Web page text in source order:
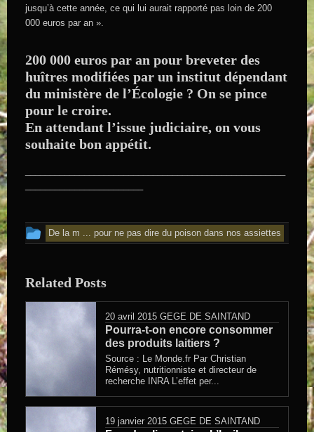
jusqu’à cette année, ce qui lui aurait rapporté pas loin de 200
000 euros par an ».
200 000 euros par an pour breveter des
huîtres modifiées par un institut dépendant
du ministère de l’Écologie ? On se pince
pour le croire.
En attendant l’issue judiciaire, on vous
souhaite bon appétit.
Cet article a été publié dans
De la m ... pour ne pas dire du poison dans nos assiettes
Related Posts
20 avril 2015 GEGE DE SAINTAND
Pourra-t-on encore consommer
des produits laitiers ?
Source : Le Monde.fr Par Christian
Rémésy, nutritionniste et directeur de
recherche INRA L’effet per...
19 janvier 2015 GEGE DE SAINTAND